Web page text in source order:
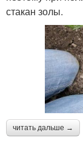
стакан золы.
читать дальше →